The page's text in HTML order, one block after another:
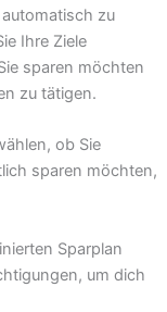
zu
Ihre Ziele
sparen möchten
zu tätigen.
ob Sie
sparen möchten,
Sparplan
um dich